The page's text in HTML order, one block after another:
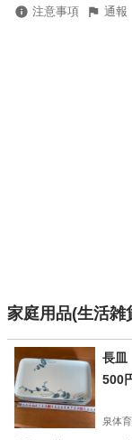
注意事項 通報
家庭用品(生活雑
長
500
泉体